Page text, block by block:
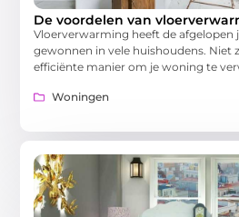
De voordelen van
Vloerverwarming heeft de afgelopen
gewonnen in vele huishoudens. Niet
efficiënte manier om je woning te
Woningen